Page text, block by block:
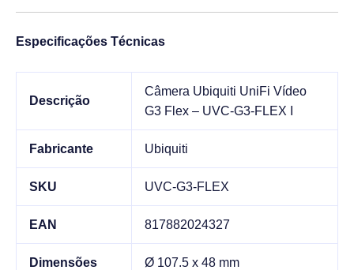
Especificações Técnicas
Descrição
Câmera Ubiquiti UniFi Vídeo
G3 Flex – UVC-G3-FLEX I
Fabricante Ubiquiti
SKU UVC-G3-FLEX
EAN 817882024327
Dimensões Ø 107.5 x 48 mm